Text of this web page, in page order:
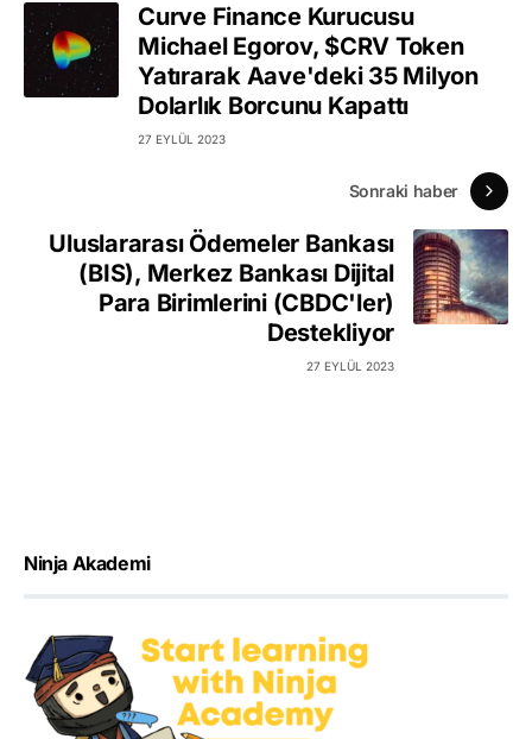
Curve Finance Kurucusu
Michael Egorov, $CRV Token
Yatırarak Aave'deki 35 Milyon
Dolarlık Borcunu Kapattı
27 EYLÜL 2023
Sonraki haber
Uluslararası Ödemeler Bankası
(BIS), Merkez Bankası Dijital
Para Birimlerini (CBDC'ler)
Destekliyor
27 EYLÜL 2023
Ninja Akademi